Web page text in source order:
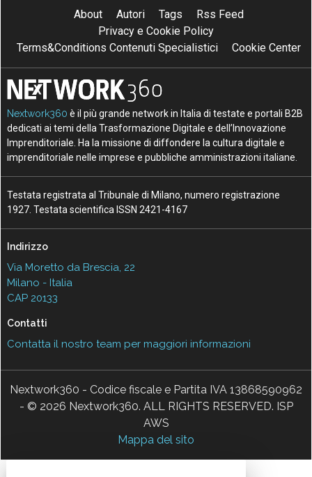
About Autori Tags
Rss Feed
Privacy e Cookie Policy
Terms&Conditions Contenuti Specialistici
Cookie Center
Nextwork360 è il più grande network in Italia di testate e portali B2B
dedicati ai temi della Trasformazione Digitale e dell’Innovazione
Imprenditoriale. Ha la missione di diffondere la cultura digitale e
imprenditoriale nelle imprese e pubbliche amministrazioni italiane.
Testata registrata al Tribunale di Milano, numero registrazione
1927. Testata scientifica ISSN 2421-4167
Indirizzo
Via Moretto da Brescia, 22
Milano - Italia
CAP 20133
Contatti
Contatta il nostro team per maggiori informazioni
Nextwork360 - Codice fiscale e Partita IVA 13868590962
- © 2026 Nextwork360. ALL RIGHTS RESERVED. ISP
AWS
Mappa del sito